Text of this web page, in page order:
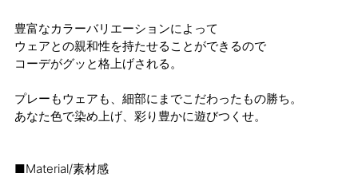
豊富なカラーバリエーションによって
ウェアとの親和性を持たせることができるので
コーデがグッと格上げされる。
プレーもウェアも、細部にまでこだわったもの勝ち。
あなた色で染め上げ、彩り豊かに遊びつくせ。
■Material/素材感